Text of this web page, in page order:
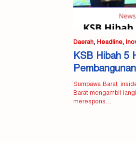
Daerah, Headline,
KSB Hibah 5
Sumbawa Barat,
Barat mengambil
merespons…